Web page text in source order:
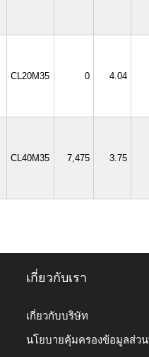
CL20M35 0 4.04
CL40M35 7,475 3.75
เกี่ยวกับเรา
เกี่ยวกับบริษัท
นโยบายคุ้มครองข้อมูลส่ว